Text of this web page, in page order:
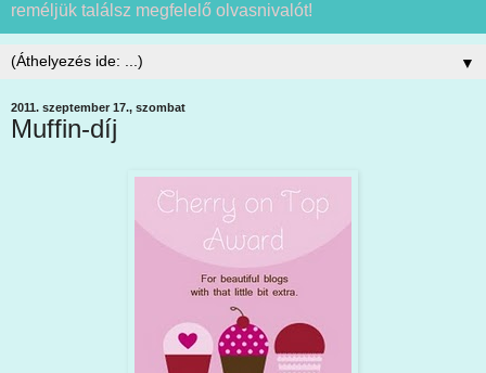
reméljük találsz megfelelő olvasnivalót!
▼
2011. szeptember 17., szombat
Muffin-díj